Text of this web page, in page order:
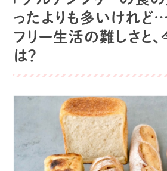
ったよりも多いけれど…
フリー生活の難しさと
は？